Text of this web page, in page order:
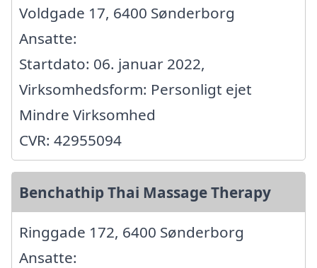
Voldgade 17, 6400 Sønderborg
Ansatte:
Startdato: 06. januar 2022,
Virksomhedsform: Personligt ejet
Mindre Virksomhed
CVR: 42955094
Benchathip Thai Massage Therapy
Ringgade 172, 6400 Sønderborg
Ansatte: